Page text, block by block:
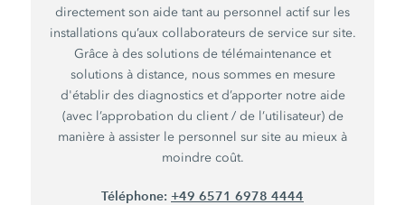
directement son aide tant au personnel actif sur les
installations qu’aux collaborateurs de service sur site.
Grâce à des solutions de télémaintenance et
solutions à distance, nous sommes en mesure
d'établir des diagnostics et d’apporter notre aide
(avec l’approbation du client / de l’utilisateur) de
manière à assister le personnel sur site au mieux à
moindre coût.
Téléphone: +49 6571 6978 4444